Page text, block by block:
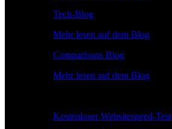
Tech-Blog
Mehr lesen auf dem Blog
Comparisons Blog
Mehr lesen auf dem Blog
Kostenloser Websitespeed-Test